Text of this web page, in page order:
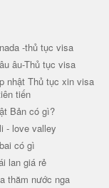
-thủ tục visa
âu-Thủ tục visa
nhật Thủ tục xin visa
tiến
Bản có gì?
- love valley
có gì
lan giá rẻ
thăm nước nga